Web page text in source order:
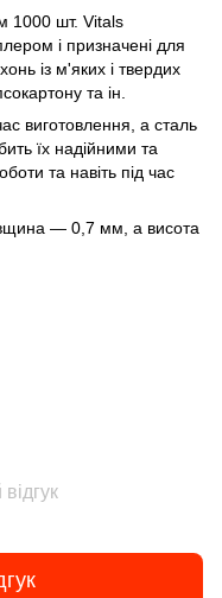
1000 шт. Vitals
і призначені для
із м'яких і твердих
та ін.
виготовлення, а сталь
їх надійними та
та навіть під час
— 0,7 мм, а висота